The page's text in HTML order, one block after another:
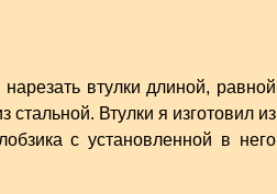
втулки длиной, равной
стальной. Втулки я изготовил из
с установленной в него